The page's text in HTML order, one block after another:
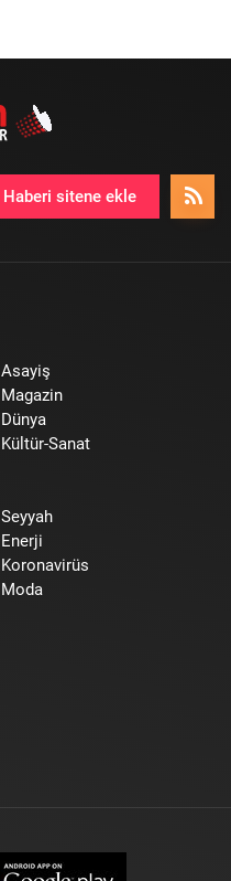
Haberi sitene ekle
Asayiş
Magazin
Dünya
Kültür-Sanat
Seyyah
Enerji
Koronavirüs
Moda